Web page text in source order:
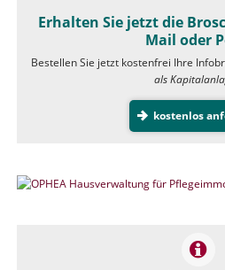
Erhalten Sie jetzt die
Mail oder
Bestellen Sie jetzt kostenfrei Ihre
als
kostenlos